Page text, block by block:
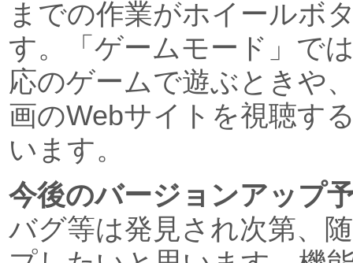
までの作業がホイールボ
す。「ゲームモード」で
応のゲームで遊ぶときや
画のWebサイトを視聴す
います。
今後のバージョンアップ
バグ等は発見され次第、